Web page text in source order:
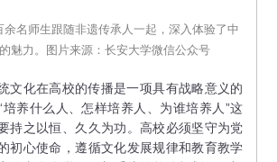
余名师生跟随非遗传承人一起，深入体验了中
魅力。图片来源：长安大学微信公众号
化在高校的传播是一项具有战略意义的
培养什么人、怎样培养人、为谁培养人”这
持之以恒、久久为功。高校必须坚守为党
初心使命，遵循文化发展规律和教育教学